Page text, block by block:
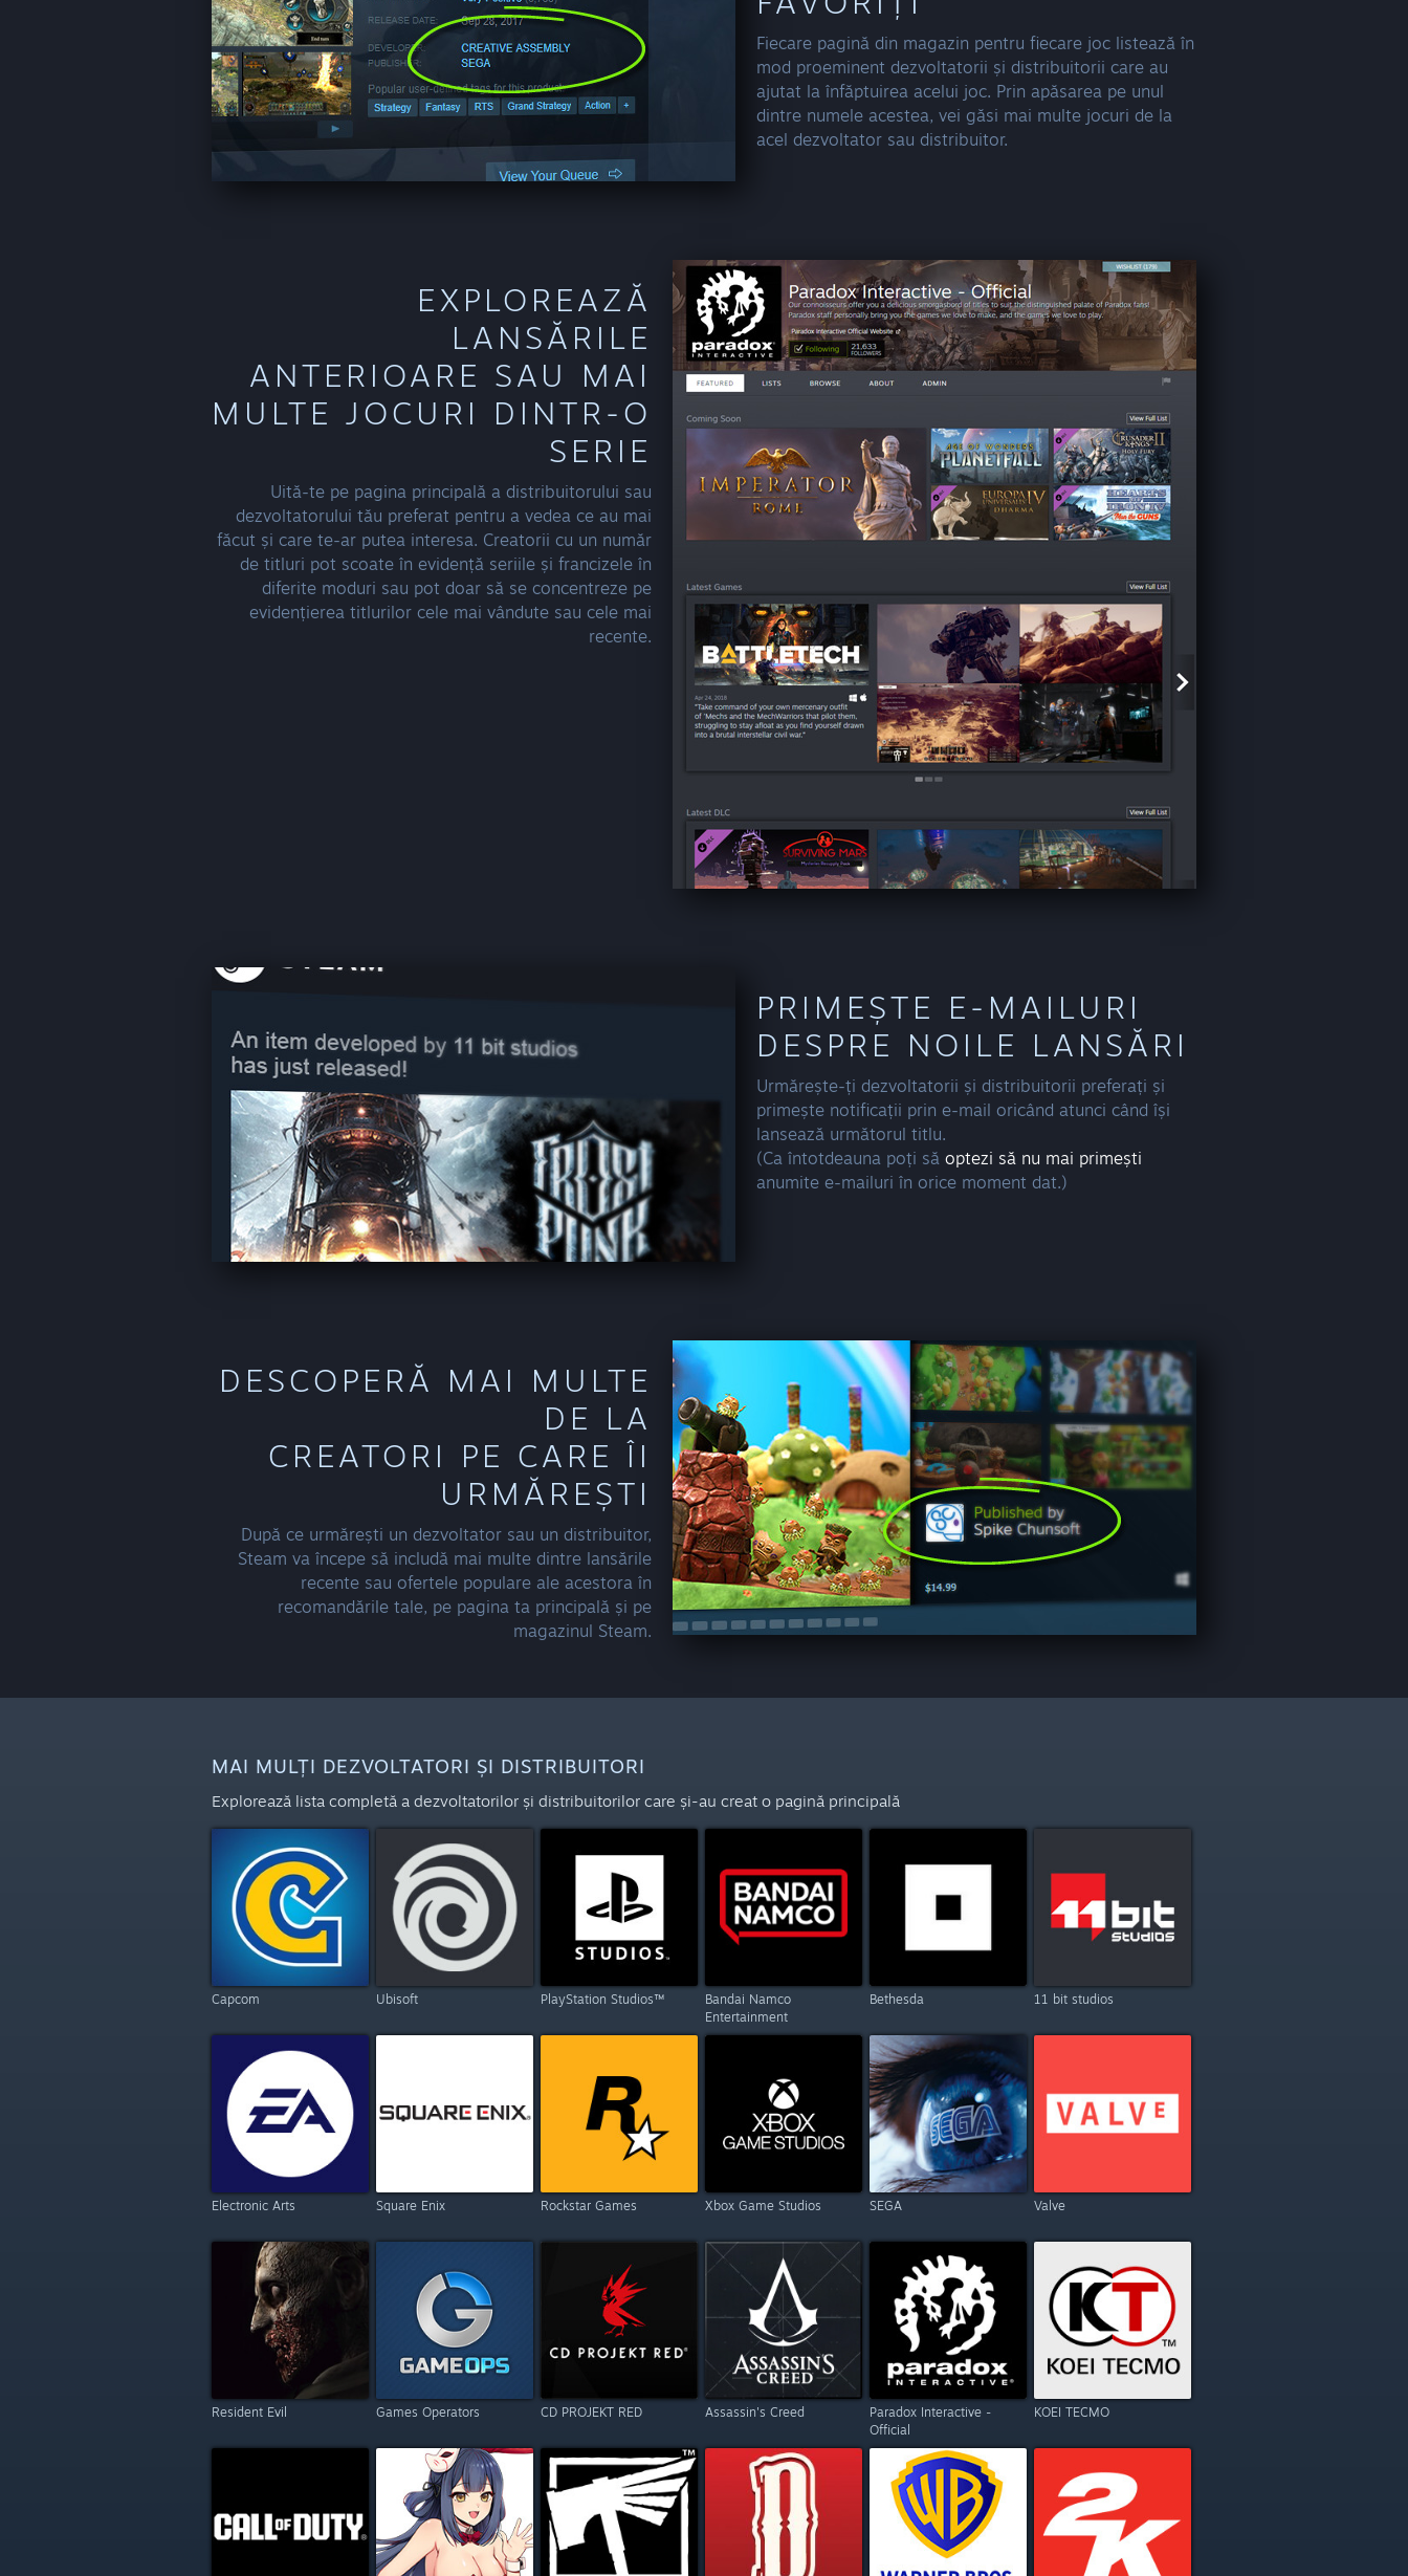
Fiecare pagină din magazin pentru fiecare joc listează în
mod proeminent dezvoltatorii și distribuitorii care au
ajutat la înfăptuirea acelui joc. Prin apăsarea pe unul
dintre numele acestea, vei găsi mai multe jocuri de la
acel dezvoltator sau distribuitor.
EXPLOREAZĂ
LANSĂRILE
ANTERIOARE SAU MAI
MULTE JOCURI DINTR-O
SERIE
Uită-te pe pagina principală a distribuitorului sau
dezvoltatorului tău preferat pentru a vedea ce au mai
făcut și care te-ar putea interesa. Creatorii cu un număr
de titluri pot scoate în evidență seriile și francizele în
diferite moduri sau pot doar să se concentreze pe
evidențierea titlurilor cele mai vândute sau cele mai
recente.
PRIMEȘTE E-MAILURI
DESPRE NOILE LANSĂRI
Urmărește-ți dezvoltatorii și distribuitorii preferați și
primește notificații prin e-mail oricând atunci când își
lansează următorul titlu.
(Ca întotdeauna poți să optezi să nu mai primești
anumite e-mailuri în orice moment dat.)
DESCOPERĂ MAI MULTE
DE LA
CREATORI PE CARE ÎI
URMĂREȘTI
După ce urmărești un dezvoltator sau un distribuitor,
Steam va începe să includă mai multe dintre lansările
recente sau ofertele populare ale acestora în
recomandările tale, pe pagina ta principală și pe
magazinul Steam.
MAI MULȚI DEZVOLTATORI ȘI DISTRIBUITORI
Explorează lista completă a dezvoltatorilor și distribuitorilor care și-au creat o pagină principală
Capcom Ubisoft PlayStation Studios™
Bandai Namco
Entertainment
Bethesda 11 bit studios
Electronic Arts Square Enix Rockstar Games Xbox Game Studios SEGA Valve
Resident Evil Games Operators CD PROJEKT RED Assassin's Creed
Paradox Interactive -
Official
KOEI TECMO